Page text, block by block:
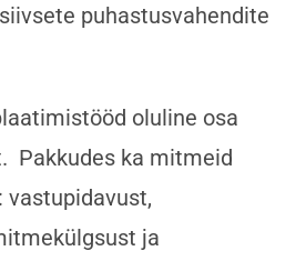
puhastusvahendite
oluline osa
Pakkudes ka mitmeid
vastupidavust,
ja